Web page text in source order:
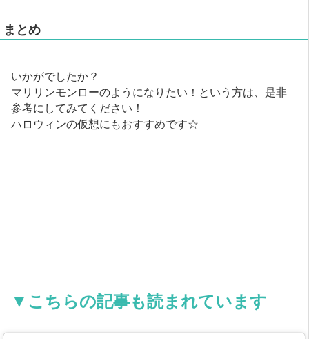
まとめ
いかがでしたか？
マリリンモンローのようになりたい！という方は、是非
参考にしてみてください！
ハロウィンの仮想にもおすすめです☆
▼こちらの記事も読まれています